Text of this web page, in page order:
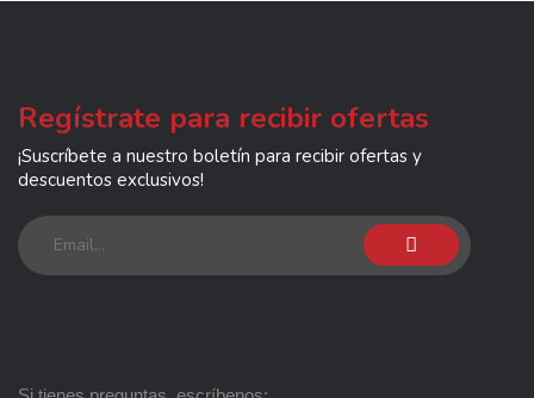
Regístrate para recibir ofertas
¡Suscríbete a nuestro boletín para recibir ofertas y
descuentos exclusivos!